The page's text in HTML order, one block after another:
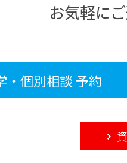
お気軽に
・個別相談 予約